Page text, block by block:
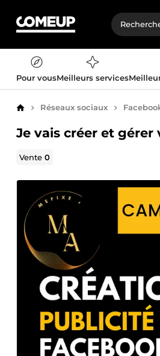
Pour vousMeilleurs services
AccueilRéseaux sociaux
Je vais créer et
Vente0